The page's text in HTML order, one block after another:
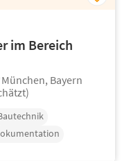
im Bereich
München, Bayern